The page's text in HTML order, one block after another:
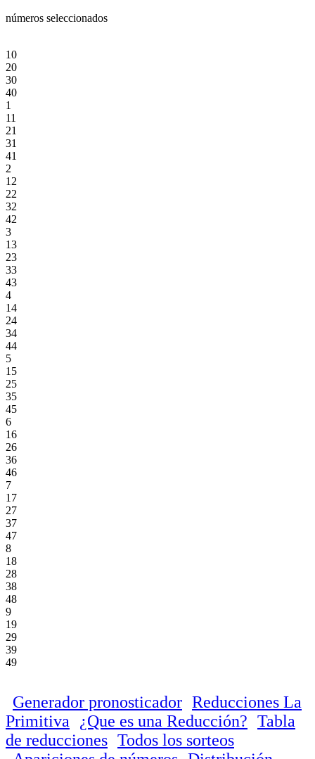
números seleccionados
10
20
30
40
1
11
21
31
41
2
12
22
32
42
3
13
23
33
43
4
14
24
34
44
5
15
25
35
45
6
16
26
36
46
7
17
27
37
47
8
18
28
38
48
9
19
29
39
49
Generador pronosticador Reducciones La
Primitiva
¿Que es una Reducción? Tabla
de reducciones Todos los sorteos